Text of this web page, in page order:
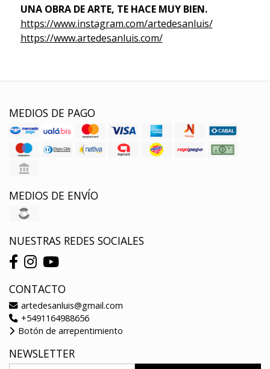
UNA OBRA DE ARTE, TE HACE MUY BIEN.
https://www.instagram.com/artedesanluis/
https://www.artedesanluis.com/
MEDIOS DE PAGO
MEDIOS DE ENVÍO
NUESTRAS REDES SOCIALES
CONTACTO
artedesanluis@gmail.com
+5491164988656
Botón de arrepentimiento
NEWSLETTER